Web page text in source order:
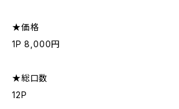
★価格
1P 8,000円
★総口数
12P